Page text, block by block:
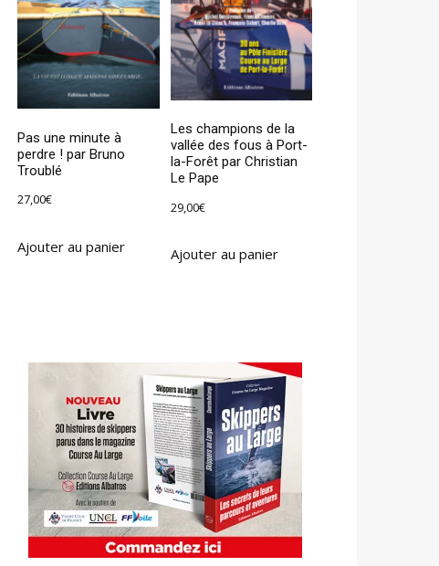
Pas une minute à
perdre ! par Bruno
Troublé
27,00€
Ajouter au panier
Les champions de la
vallée des fous à Port-
la-Forêt par Christian
Le Pape
29,00€
Ajouter au panier